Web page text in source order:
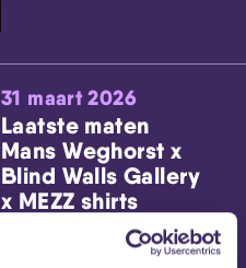
31 maart 2026
Laatste maten
Mans Weghorst x
Blind Walls Gallery
x MEZZ shirts